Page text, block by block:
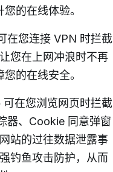
的在线体验。
在您连接 VPN 时拦截
您在上网冲浪时不再
的在线安全。
可在您浏览网页时拦截
器、Cookie 同意弹窗
站的过往数据泄露事
钓鱼攻击防护，从而